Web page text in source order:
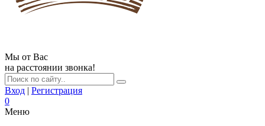
Мы от Вас
на расстоянии звонка!
Вход | Регистрация
0
Меню